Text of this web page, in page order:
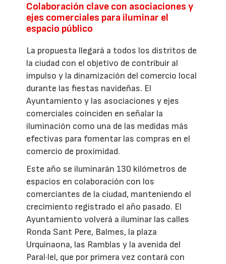
Colaboración clave con asociaciones y
ejes comerciales para iluminar el
espacio público
La propuesta llegará a todos los distritos de
la ciudad con el objetivo de contribuir al
impulso y la dinamización del comercio local
durante las fiestas navideñas. El
Ayuntamiento y las asociaciones y ejes
comerciales coinciden en señalar la
iluminación como una de las medidas más
efectivas para fomentar las compras en el
comercio de proximidad.
Este año se iluminarán 130 kilómetros de
espacios en colaboración con los
comerciantes de la ciudad, manteniendo el
crecimiento registrado el año pasado. El
Ayuntamiento volverá a iluminar las calles
Ronda Sant Pere, Balmes, la plaza
Urquinaona, las Ramblas y la avenida del
Paral·lel, que por primera vez contará con